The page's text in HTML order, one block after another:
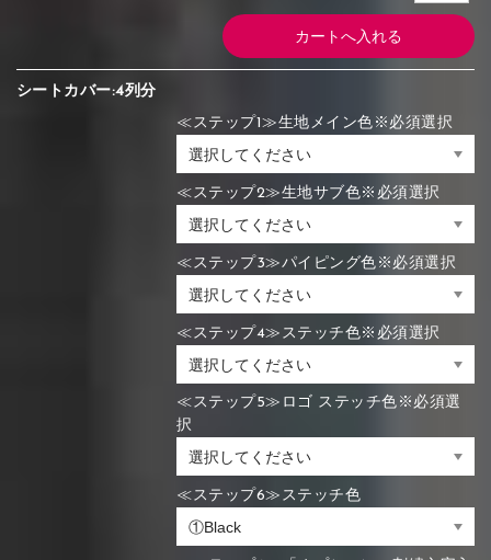
シートカバー:4列分
≪ステップ1≫生地メイン色※必須選択
≪ステップ2≫生地サブ色※必須選択
≪ステップ3≫パイピング色※必須選択
≪ステップ4≫ステッチ色※必須選択
≪ステップ5≫ロゴ ステッチ色※必須選
択
≪ステップ6≫ステッチ色